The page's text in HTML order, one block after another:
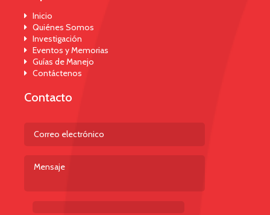
Inicio
Quiénes Somos
Investigación
Eventos y Memorias
Guías de Manejo
Contáctenos
Contacto